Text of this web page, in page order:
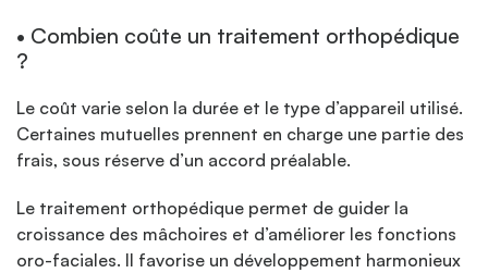
• Combien coûte un traitement orthopédique
?
Le coût varie selon la durée et le type d’appareil utilisé.
Certaines mutuelles prennent en charge une partie des
frais, sous réserve d’un accord préalable.
Le traitement orthopédique permet de guider la
croissance des mâchoires et d’améliorer les fonctions
oro-faciales. Il favorise un développement harmonieux